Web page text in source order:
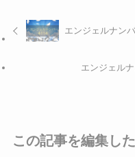
エンジェルナン
エンジェル
この記事を編集し